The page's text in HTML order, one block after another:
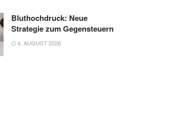
Bluthochdruck: Neue
Strategie zum Gegensteuern
4. AUGUST 2026